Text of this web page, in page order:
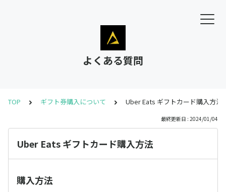
よくある質問
TOP ギフト券購入について Uber Eats ギフトカード購入方法
最終更新日 : 2024/01/04
Uber Eats ギフトカード購入方法
購入方法